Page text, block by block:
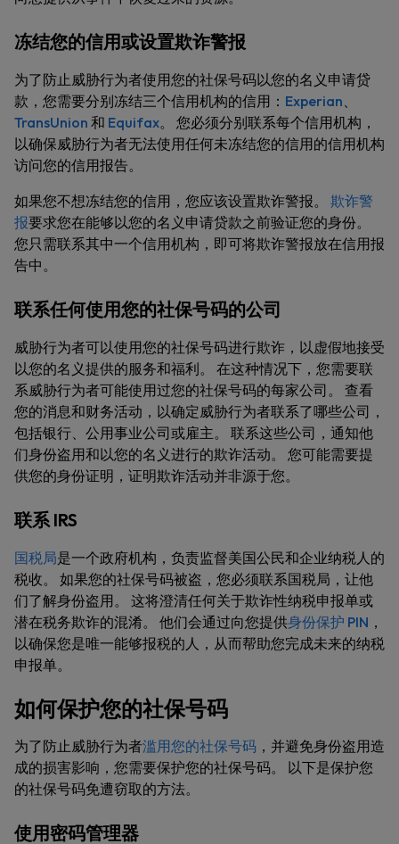
冻结您的信用或设置欺诈警报
为了防止威胁行为者使用您的社保号码以您的名义申请贷
款，您需要分别冻结三个信用机构的信用： Experian、
TransUnion 和 Equifax。 您必须分别联系每个信用机构，
以确保威胁行为者无法使用任何未冻结您的信用的信用机构
访问您的信用报告。
如果您不想冻结您的信用，您应该设置欺诈警报。 欺诈警
报要求您在能够以您的名义申请贷款之前验证您的身份。
您只需联系其中一个信用机构，即可将欺诈警报放在信用报
告中。
联系任何使用您的社保号码的公司
威胁行为者可以使用您的社保号码进行欺诈，以虚假地接受
以您的名义提供的服务和福利。 在这种情况下，您需要联
系威胁行为者可能使用过您的社保号码的每家公司。 查看
您的消息和财务活动，以确定威胁行为者联系了哪些公司，
包括银行、公用事业公司或雇主。 联系这些公司，通知他
们身份盗用和以您的名义进行的欺诈活动。 您可能需要提
供您的身份证明，证明欺诈活动并非源于您。
联系 IRS
国税局是一个政府机构，负责监督美国公民和企业纳税人的
税收。 如果您的社保号码被盗，您必须联系国税局，让他
们了解身份盗用。 这将澄清任何关于欺诈性纳税申报单或
潜在税务欺诈的混淆。 他们会通过向您提供身份保护 PIN ，
以确保您是唯一能够报税的人，从而帮助您完成未来的纳税
申报单。
如何保护您的社保号码
为了防止威胁行为者滥用您的社保号码 ，并避免身份盗用造
成的损害影响，您需要保护您的社保号码。 以下是保护您
的社保号码免遭窃取的方法。
使用密码管理器